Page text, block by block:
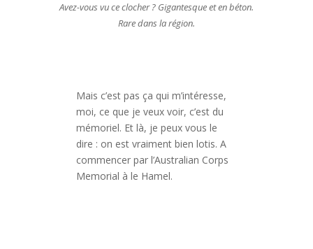
Avez-vous vu ce clocher ? Gigantesque et en béton.
Rare dans la région.
Mais c’est pas ça qui m’intéresse,
moi, ce que je veux voir, c’est du
mémoriel. Et là, je peux vous le
dire : on est vraiment bien lotis. A
commencer par l’Australian Corps
Memorial à le Hamel.